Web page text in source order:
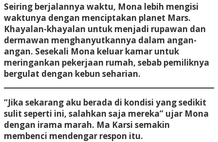
Seiring berjalannya waktu, Mona lebih mengisi
waktunya dengan menciptakan planet Mars.
Khayalan-khayalan untuk menjadi rupawan dan
dermawan menghanyutkannya dalam angan-
angan. Sesekali Mona keluar kamar untuk
meringankan pekerjaan rumah, sebab pemiliknya
bergulat dengan kebun seharian.
“Jika sekarang aku berada di kondisi yang sedikit
sulit seperti ini, salahkan saja mereka” ujar Mona
dengan irama marah. Ma Karsi semakin
membenci mendengar respon itu.